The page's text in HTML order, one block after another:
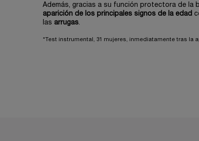
Además, gracias a su función protectora de la
aparición de los principales signos de la edad
las arrugas.
*Test instrumental, 31 mujeres, inmediatamente tras la